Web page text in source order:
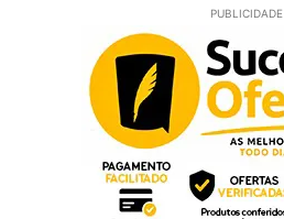
PUBLICIDADE